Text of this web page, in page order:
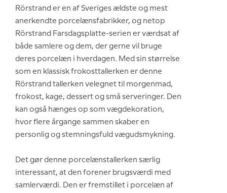
Rörstrand er en af Sveriges ældste og mest
anerkendte porcelænsfabrikker, og netop
Rörstrand Farsdagsplatte-serien er værdsat af
både samlere og dem, der gerne vil bruge
deres porcelæn i hverdagen. Med sin størrelse
som en klassisk frokosttallerken er denne
Rörstrand tallerken velegnet til morgenmad,
frokost, kage, dessert og små serveringer. Den
kan også hænges op som vægdekoration,
hvor flere årgange sammen skaber en
personlig og stemningsfuld vægudsmykning.
Det gør denne porcelænstallerken særlig
interessant, at den forener brugsværdi med
samlerværdi. Den er fremstillet i porcelæn af